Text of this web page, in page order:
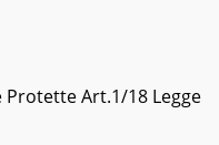
Art.1/18 Legge